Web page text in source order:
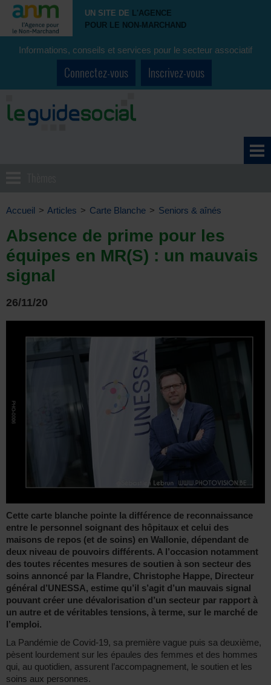
UN SITE DE L'AGENCE
POUR LE NON-MARCHAND
Informations, conseils et services pour le secteur associatif
Connectez-vous Inscrivez-vous
Accueil > Articles > Carte Blanche > Seniors & aînés
Absence de prime pour les
équipes en MR(S) : un mauvais
signal
26/11/20
Cette carte blanche pointe la différence de reconnaissance
entre le personnel soignant des hôpitaux et celui des
maisons de repos (et de soins) en Wallonie, dépendant de
deux niveau de pouvoirs différents. A l’occasion notamment
des toutes récentes mesures de soutien à son secteur des
soins annoncé par la Flandre, Christophe Happe, Directeur
général d’UNESSA, estime qu’il s’agit d’un mauvais signal
pouvant créer une dévalorisation d’un secteur par rapport à
un autre et de véritables tensions, à terme, sur le marché de
l’emploi.
La Pandémie de Covid-19, sa première vague puis sa deuxième,
pèsent lourdement sur les épaules des femmes et des hommes
qui, au quotidien, assurent l’accompagnement, le soutien et les
soins aux personnes.